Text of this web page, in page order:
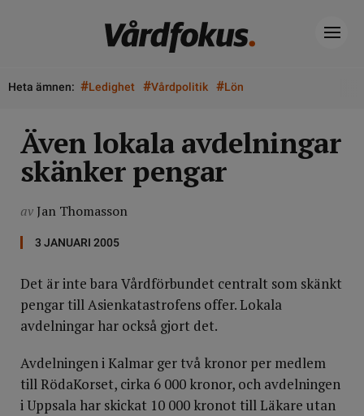
Heta ämnen: #Ledighet #Vårdpolitik #Lön
Även lokala avdelningar
skänker pengar
av Jan Thomasson
3 JANUARI 2005
Det är inte bara Vårdförbundet centralt som skänkt
pengar till Asienkatastrofens offer. Lokala
avdelningar har också gjort det.
Avdelningen i Kalmar ger två kronor per medlem
till RödaKorset, cirka 6 000 kronor, och avdelningen
i Uppsala har skickat 10 000 kronot till Läkare utan